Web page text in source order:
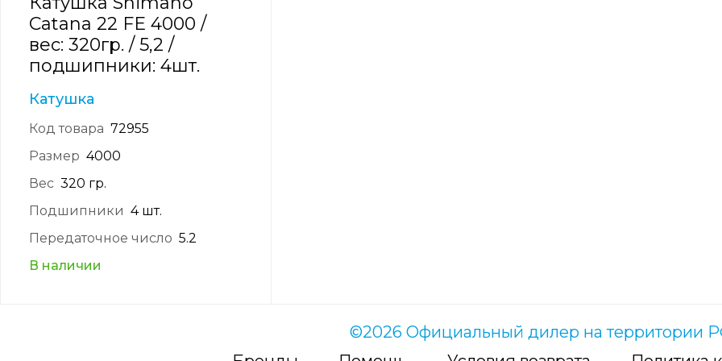
Catana 22 FE 4000 /
вес: 320гр. / 5,2 /
подшипники: 4шт.
Катушка
Код товара 72955
Размер 4000
Вес 320 гр.
Подшипники 4 шт.
Передаточное число 5.2
В наличии
©2026 Официальный дилер на территории